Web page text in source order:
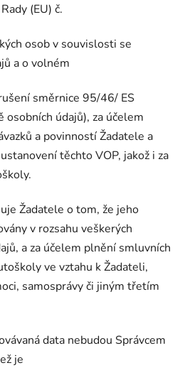
(EU) č.
osob v souvislosti se
a o volném
směrnice 95/46/ ES
osobních údajů), za účelem
a povinností Žadatele a
těchto VOP, jakož i za
Žadatele o tom, že jeho
v rozsahu veškerých
a za účelem plnění smluvních
ve vztahu k Žadateli,
samosprávy či jiným třetím
data nebudou Správcem
je